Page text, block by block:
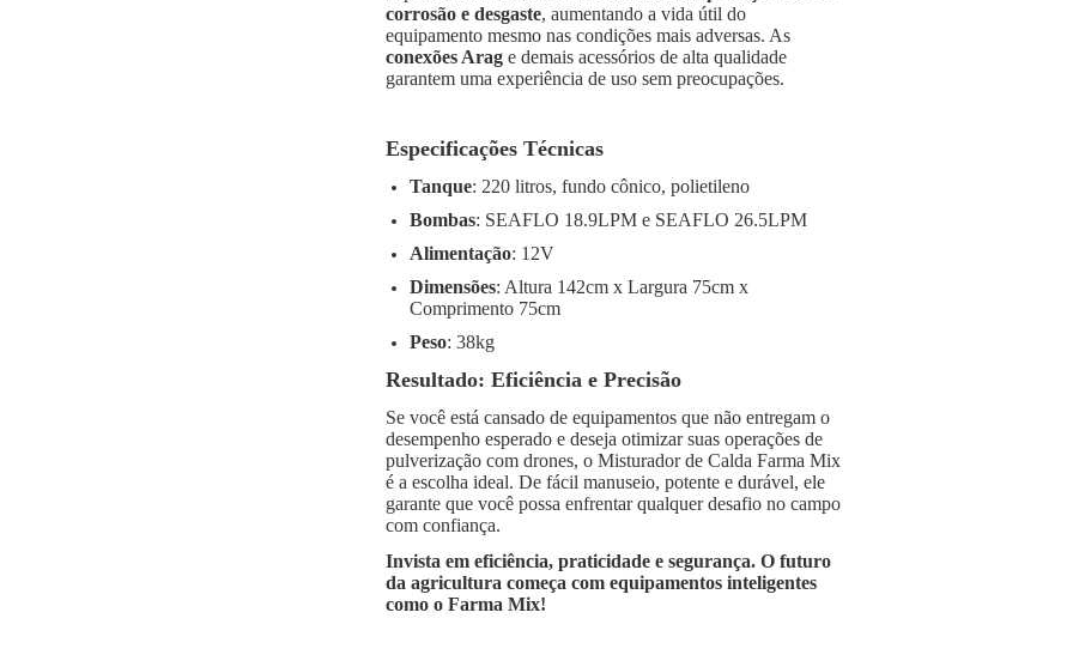
corrosão e desgaste, aumentando a vida útil do
equipamento mesmo nas condições mais adversas. As
conexões Arage demais acessórios de alta qualidade
garantem uma experiência de uso sem preocupações.
Especificações Técnicas
Tanque: 220 litros, fundo cônico, polietileno
Bombas: SEAFLO 18.9LPM e SEAFLO 26.5LPM
Alimentação: 12V
Dimensões: Altura 142cm x Largura 75cm x
Comprimento 75cm
Peso: 38kg
Resultado: Eficiência e Precisão
Se você está cansado de equipamentos que não entregam o
desempenho esperado e deseja otimizar suas operações de
pulverização com drones, o Misturador de Calda Farma Mix
é a escolha ideal. De fácil manuseio, potente e durável, ele
garante que você possa enfrentar qualquer desafio no campo
com confiança.
Invista em eficiência, praticidade e segurança. O futuro
da agricultura começa com equipamentos inteligentes
como o Farma Mix!